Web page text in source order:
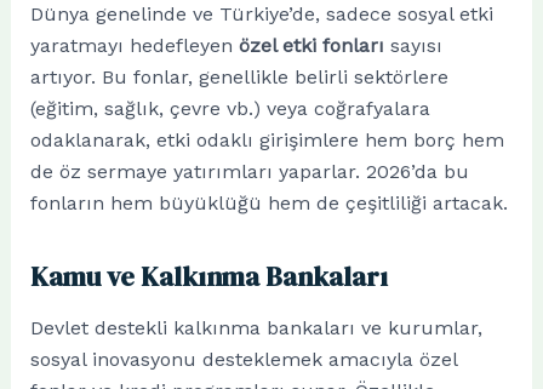
Dünya genelinde ve Türkiye’de, sadece sosyal etki
yaratmayı hedefleyen özel etki fonları sayısı
artıyor. Bu fonlar, genellikle belirli sektörlere
(eğitim, sağlık, çevre vb.) veya coğrafyalara
odaklanarak, etki odaklı girişimlere hem borç hem
de öz sermaye yatırımları yaparlar. 2026’da bu
fonların hem büyüklüğü hem de çeşitliliği artacak.
Kamu ve Kalkınma Bankaları
Devlet destekli kalkınma bankaları ve kurumlar,
sosyal inovasyonu desteklemek amacıyla özel